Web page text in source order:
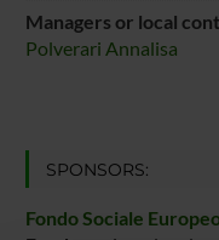
Managers or local
Polverari Annalisa
SPONSORS:
Fondo Sociale